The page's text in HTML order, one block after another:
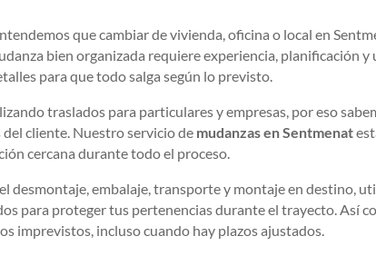
que cambiar de vivienda, oficina o local en
bien organizada requiere experiencia, planificación
para que todo salga según lo previsto.
traslados para particulares y empresas, por eso
del cliente. Nuestro servicio de mudanzas en Sentmenat
cercana durante todo el proceso.
desmontaje, embalaje, transporte y montaje en destino,
para proteger tus pertenencias durante el trayecto. Así
imprevistos, incluso cuando hay plazos ajustados.